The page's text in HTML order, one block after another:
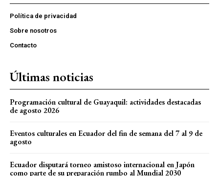
Política de privacidad
Sobre nosotros
Contacto
Últimas noticias
Programación cultural de Guayaquil: actividades destacadas
de agosto 2026
Eventos culturales en Ecuador del fin de semana del 7 al 9 de
agosto
Ecuador disputará torneo amistoso internacional en Japón
como parte de su preparación rumbo al Mundial 2030